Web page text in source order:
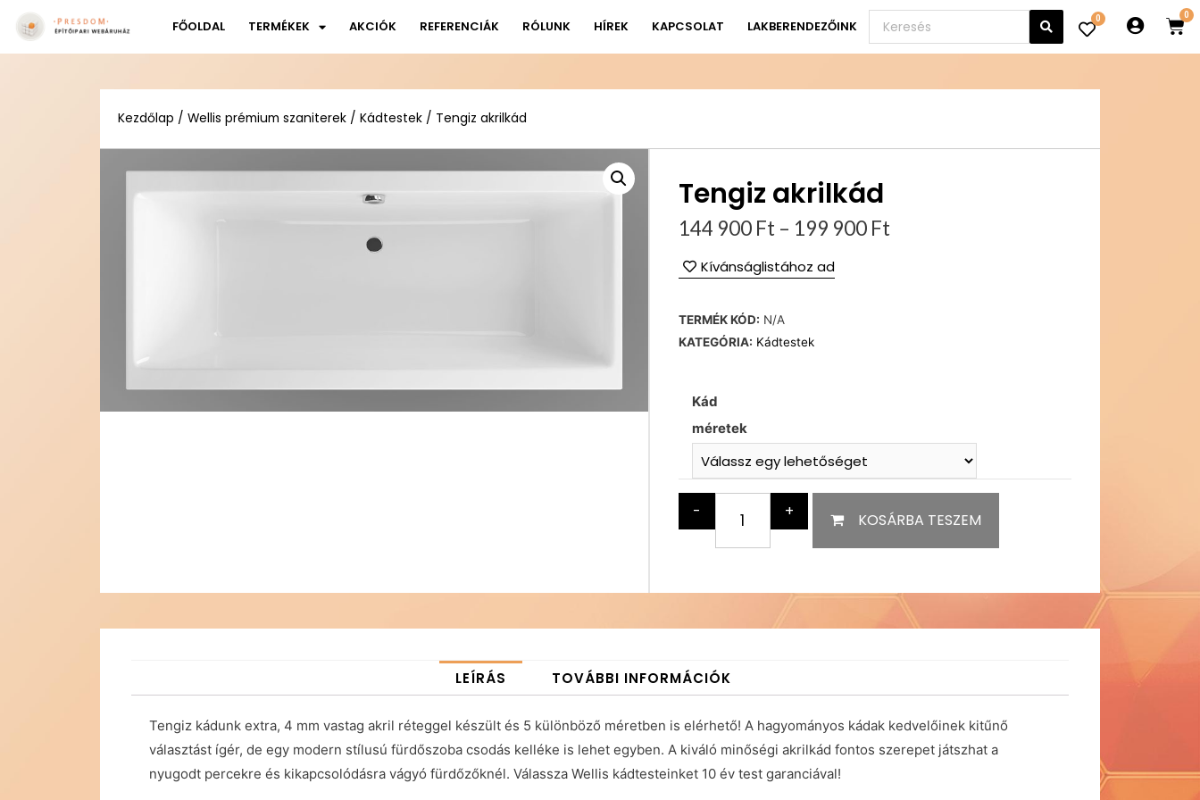
FŐOLDAL TERMÉKEK AKCIÓK REFERENCIÁK RÓLUNK HÍREK KAPCSOLAT LAKBERENDEZŐINK 0
Kezdőlap / Wellis prémium szaniterek / Kádtestek / Tengiz akrilkád
Tengiz akrilkád
144 900 Ft – 199 900 Ft
Kívánságlistához ad
TERMÉK KÓD: N/A
KATEGÓRIA: Kádtestek
Kád
méretek
- + KOSÁRBA TESZEM
LEÍRÁS TOVÁBBI INFORMÁCIÓK
Tengiz kádunk extra, 4 mm vastag akril réteggel készült és 5 különböző méretben is elérhető! A hagyományos kádak kedvelőinek kitűnő
választást ígér, de egy modern stílusú fürdőszoba csodás kelléke is lehet egyben. A kiváló minőségi akrilkád fontos szerepet játszhat a
nyugodt percekre és kikapcsolódásra vágyó fürdőzőknél. Válassza Wellis kádtesteinket 10 év test garanciával!